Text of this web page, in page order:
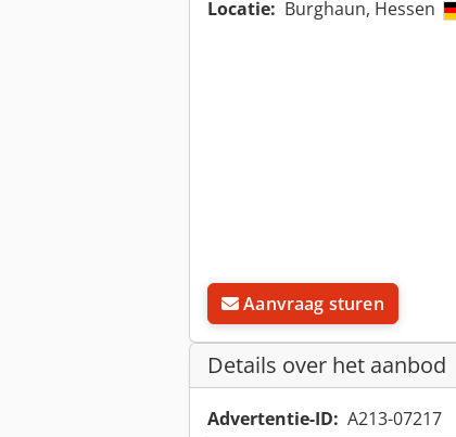
Locatie: Burghaun, Hessen
Aanvraag sturen
Details over het aanbod
Advertentie-ID: A213-07217